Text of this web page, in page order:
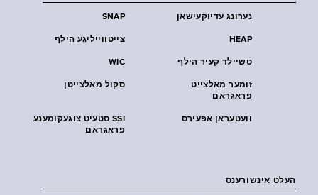
SNAP נערונג עדיוקעישאן
צייטווייליגע הילף HEAP
WIC טשיילד קעיר הילף
סקול מאלצייטן
זומער מאלצייט
פראגראם
SSI סטעיט צוגעקומענע
פראגראם
וועטעראן אפעירס
העלט אינשורענס